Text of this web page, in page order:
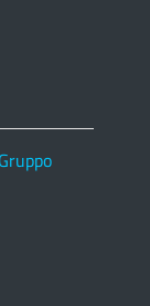
Gruppo